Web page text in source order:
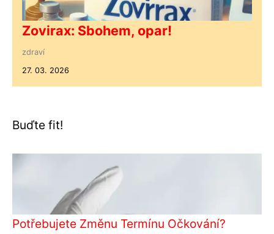
Zovirax: Sbohem, opar!
zdraví
27. 03. 2026
Buďte fit!
Potřebujete Změnu Termínu Očkování?